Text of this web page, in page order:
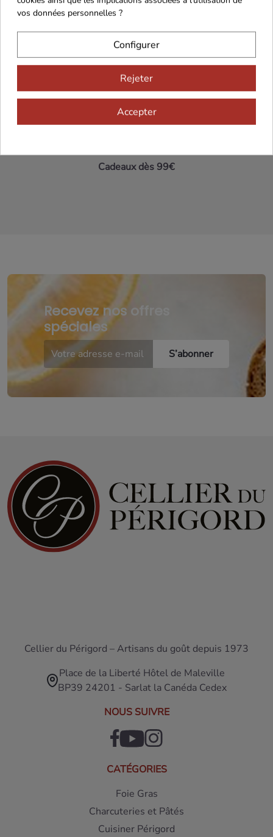
Maison Familiale Paiement Sécurisé
Franco de port 79€ Livraison 24h/48h
Cadeaux dès 99€
Recevez nos offres
spéciales
Cellier du Périgord – Artisans du goût depuis 1973
Place de la Liberté Hôtel de Maleville
BP39 24201 - Sarlat la Canéda Cedex
NOUS SUIVRE
CATÉGORIES
Foie Gras
Charcuteries et Pâtés
Cuisiner Périgord
vos données personnelles ?
Configurer
Rejeter
Accepter